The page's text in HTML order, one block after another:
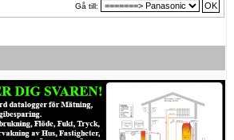
Gå till: